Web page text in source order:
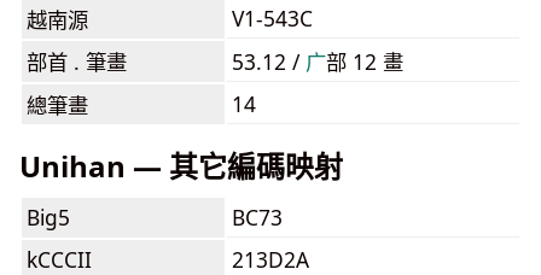
越南源
V1-543C
部首 . 筆畫
53.12 / ⼴部 12 畫
總筆畫
14
Unihan — 其它編碼映射
Big5
BC73
kCCCII
213D2A